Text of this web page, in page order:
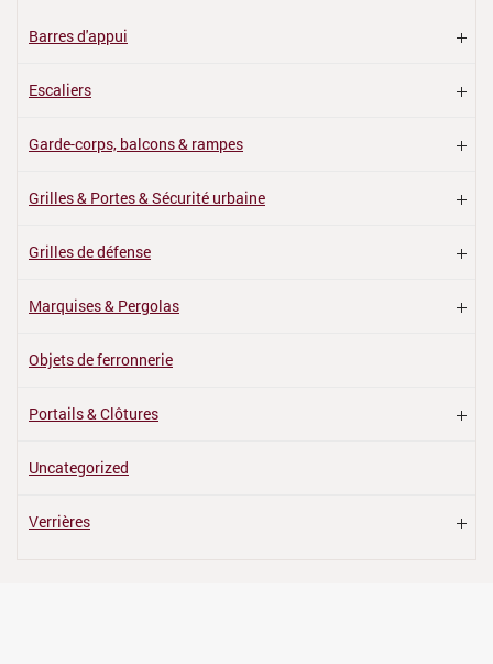
Barres d'appui
Escaliers
Garde-corps, balcons & rampes
Grilles & Portes & Sécurité urbaine
Grilles de défense
Marquises & Pergolas
Objets de ferronnerie
Portails & Clôtures
Uncategorized
Verrières